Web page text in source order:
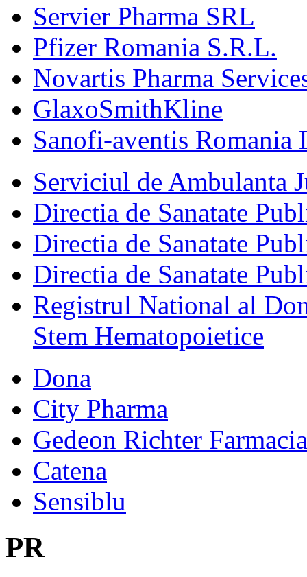
Servier Pharma SRL
Pfizer Romania S.R.L.
Novartis Pharma
GlaxoSmithKline
Sanofi-aventis Romania
Serviciul de Ambulanta
Directia de Sanatate
Directia de Sanatate
Directia de Sanatate
Registrul National al
Stem Hematopoietice
Dona
City Pharma
Gedeon Richter Farmacia
Catena
Sensiblu
PR